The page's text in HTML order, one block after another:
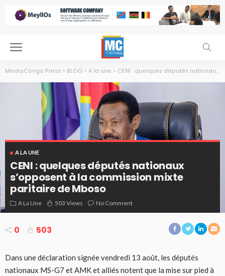
MediaCongo Press > BLOG > A la une > CENI : quelques députés nationaux s’opposent à la commission mixte paritaire de Mboso
A LA UNE
CENI : quelques députés nationaux
s’opposent à la commission mixte
paritaire de Mboso
A La Une 503 Views No Comment
Christophe Mboso, président de l'Assemblée nationlae
0 503
Dans une déclaration signée vendredi 13 août, les députés
nationaux MS-G7 et AMK et alliés notent que la mise sur pied à